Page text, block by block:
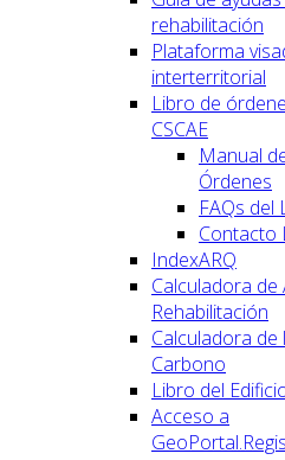
rehabilitación
Plataforma
interterritorial
Libro de
CSCAE
Manual
Órdenes
FAQs del
Contacto
IndexARQ
Calculadora de
Rehabilitación
Calculadora de
Carbono
Libro del
Acceso a